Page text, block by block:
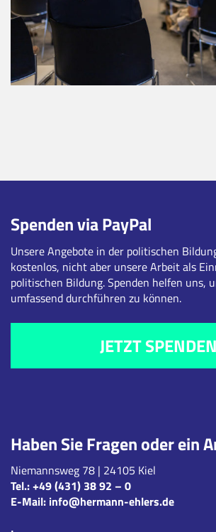
Haben Sie Fragen oder ein
Niemannsweg 78 | 24105 Kiel
Tel.:+49 (431) 38 92 – 0
E-Mail: info@hermann-ehlers.de
Spenden via PayPal
Unsere Angebote in der politischen
kostenlos, nicht aber unsere Arbeit als
politischen Bildung. Spenden helfen uns,
umfassend durchführen zu können.
JETZT SPENDEN